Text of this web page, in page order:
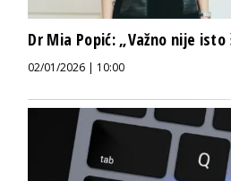
Dr Mia Popić: „Važno nije
02/01/2026 | 10:00